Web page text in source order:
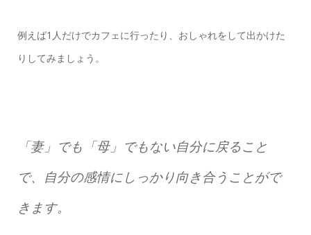
例えば1人だけでカフェに行ったり、おしゃれをして出かけた
りしてみましょう。
「妻」でも「母」でもない自分に戻ること
で、自分の感情にしっかり向き合うことがで
きます。